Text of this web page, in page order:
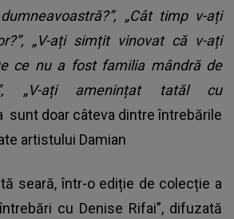
„Cât timp v-ați
„V-ați simțit vinovat că v-ați
ce nu a fost familia mândră de
„V-ați amenințat tatăl cu
sunt doar câteva dintre întrebările
artistului Damian
seară, într-o ediție de colecție a
cu Denise Rifai”, difuzată